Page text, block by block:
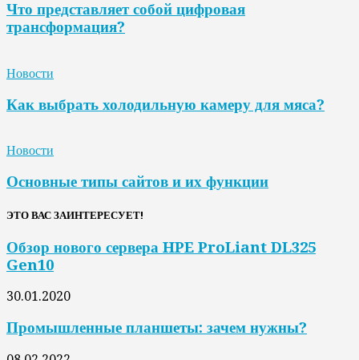
Что представляет собой цифровая
трансформация?
Новости
Как выбрать холодильную камеру для мяса?
Новости
Основные типы сайтов и их функции
ЭТО ВАС ЗАИНТЕРЕСУЕТ!
Обзор нового сервера HPE ProLiant DL325
Gen10
30.01.2020
Промышленные планшеты: зачем нужны?